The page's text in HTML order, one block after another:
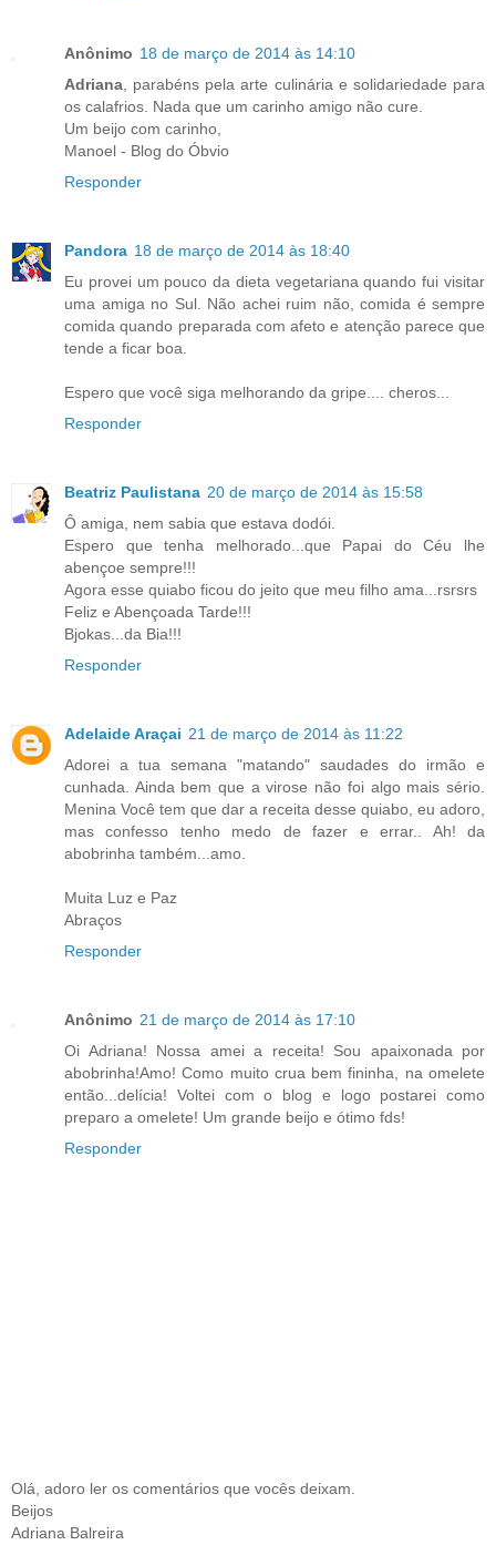
Anônimo 18 de março de 2014 às 14:10
Adriana , parabéns pela arte culinária e solidariedade para
os calafrios. Nada que um carinho amigo não cure.
Um beijo com carinho,
Manoel - Blog do Óbvio
Responder
Pandora 18 de março de 2014 às 18:40
Eu provei um pouco da dieta vegetariana quando fui visitar
uma amiga no Sul. Não achei ruim não, comida é sempre
comida quando preparada com afeto e atenção parece que
tende a ficar boa.
Espero que você siga melhorando da gripe.... cheros...
Responder
Beatriz Paulistana 20 de março de 2014 às 15:58
Ô amiga, nem sabia que estava dodói.
Espero que tenha melhorado...que Papai do Céu lhe
abençoe sempre!!!
Agora esse quiabo ficou do jeito que meu filho ama...rsrsrs
Feliz e Abençoada Tarde!!!
Bjokas...da Bia!!!
Responder
Adelaide Araçai 21 de março de 2014 às 11:22
Adorei a tua semana "matando" saudades do irmão e
cunhada. Ainda bem que a virose não foi algo mais sério.
Menina Você tem que dar a receita desse quiabo, eu adoro,
mas confesso tenho medo de fazer e errar.. Ah! da
abobrinha também...amo.
Muita Luz e Paz
Abraços
Responder
Anônimo 21 de março de 2014 às 17:10
Oi Adriana! Nossa amei a receita! Sou apaixonada por
abobrinha!Amo! Como muito crua bem fininha, na omelete
então...delícia! Voltei com o blog e logo postarei como
preparo a omelete! Um grande beijo e ótimo fds!
Responder
Olá, adoro ler os comentários que vocês deixam.
Beijos
Adriana Balreira